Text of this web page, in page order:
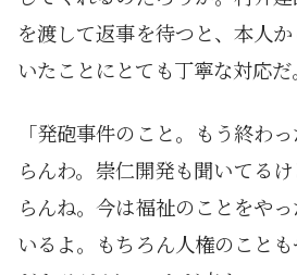
を渡して返事を待つと、本人
いたことにとても丁寧な対応だ。
「発砲事件のこと。もう終わ
らんわ。崇仁開発も聞いてる
らんね。今は福祉のことをや
いるよ。もちろん人権のこと